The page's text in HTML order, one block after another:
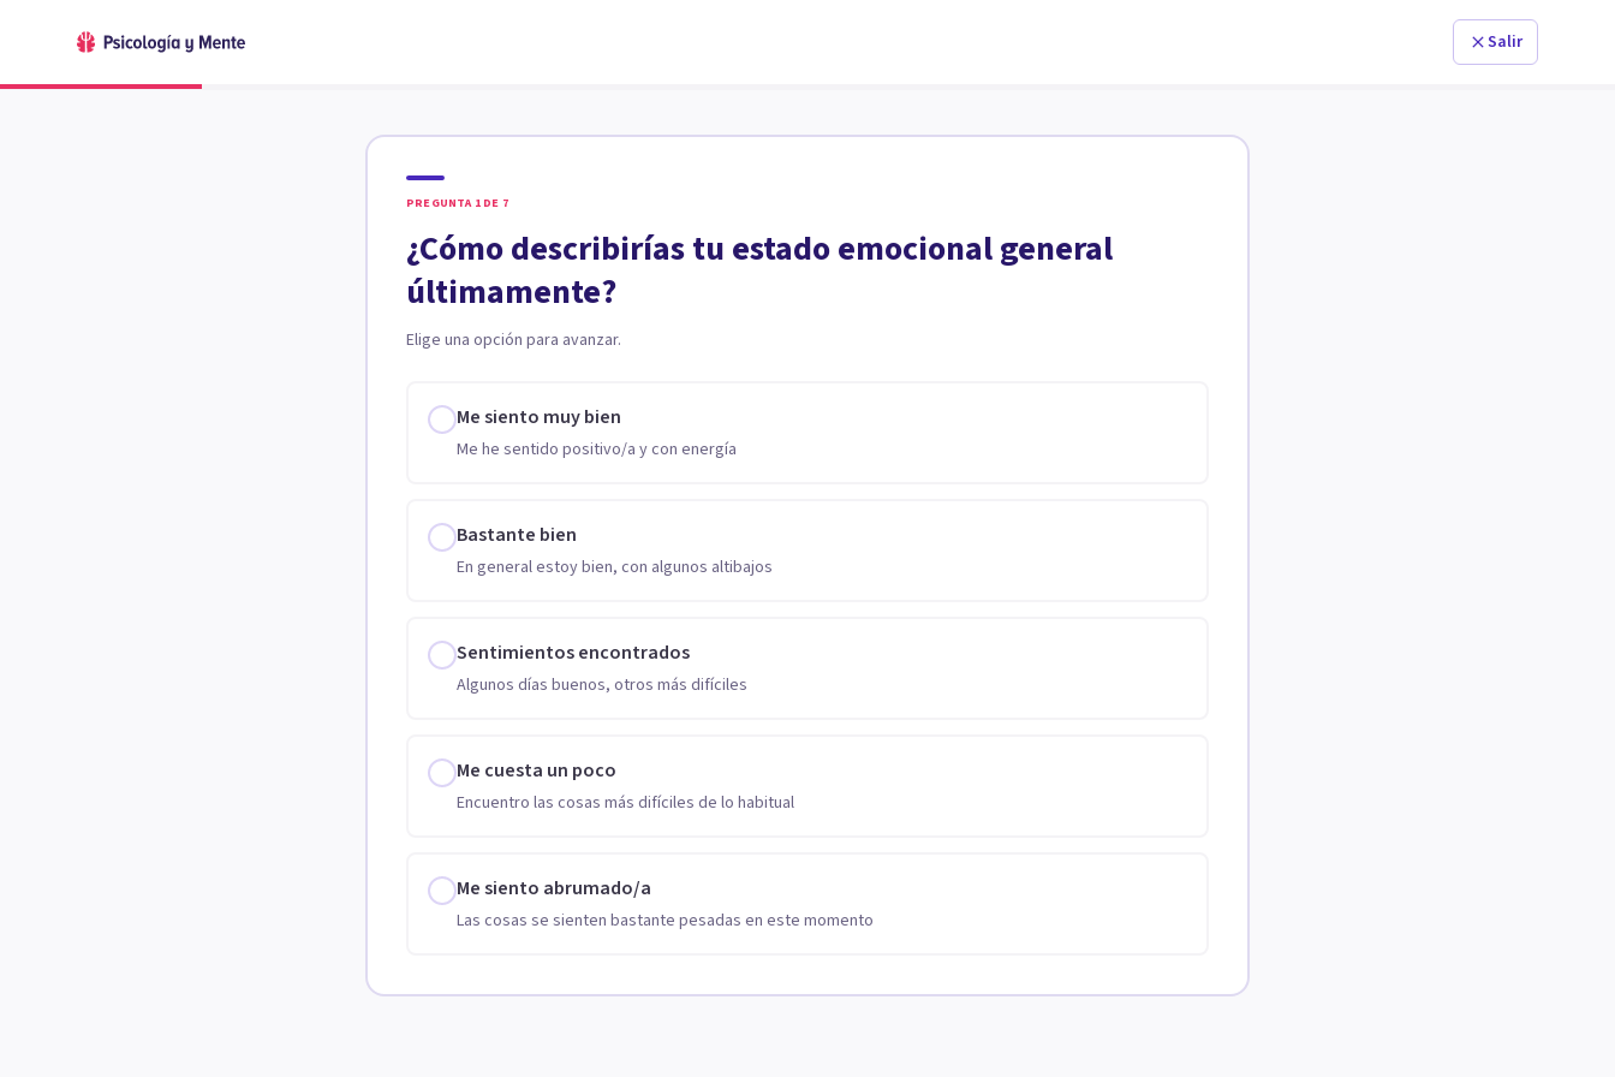
Salir
PREGUNTA 1 DE 7
¿Cómo describirías tu estado emocional general
últimamente?
Elige una opción para avanzar.
Me siento muy bien
Me he sentido positivo/a y con energía
Bastante bien
En general estoy bien, con algunos altibajos
Sentimientos encontrados
Algunos días buenos, otros más difíciles
Me cuesta un poco
Encuentro las cosas más difíciles de lo habitual
Me siento abrumado/a
Las cosas se sienten bastante pesadas en este momento